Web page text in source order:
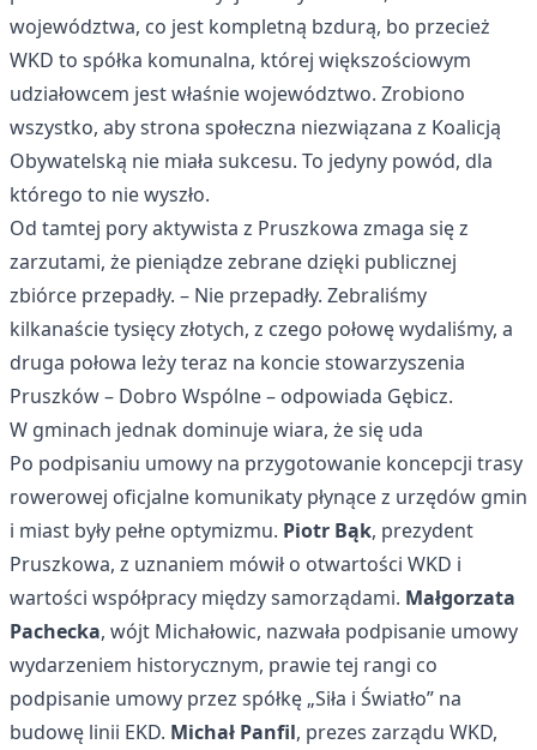
województwa, co jest kompletną bzdurą, bo przecież
WKD to spółka komunalna, której większościowym
udziałowcem jest właśnie województwo. Zrobiono
wszystko, aby strona społeczna niezwiązana z Koalicją
Obywatelską nie miała sukcesu. To jedyny powód, dla
którego to nie wyszło.
Od tamtej pory aktywista z Pruszkowa zmaga się z
zarzutami, że pieniądze zebrane dzięki publicznej
zbiórce przepadły. – Nie przepadły. Zebraliśmy
kilkanaście tysięcy złotych, z czego połowę wydaliśmy, a
druga połowa leży teraz na koncie stowarzyszenia
Pruszków – Dobro Wspólne – odpowiada Gębicz.
W gminach jednak dominuje wiara, że się uda
Po podpisaniu umowy na przygotowanie koncepcji trasy
rowerowej oficjalne komunikaty płynące z urzędów gmin
i miast były pełne optymizmu. Piotr Bąk, prezydent
Pruszkowa, z uznaniem mówił o otwartości WKD i
wartości współpracy między samorządami. Małgorzata
Pachecka, wójt Michałowic, nazwała podpisanie umowy
wydarzeniem historycznym, prawie tej rangi co
podpisanie umowy przez spółkę „Siła i Światło” na
budowę linii EKD. Michał Panfil, prezes zarządu WKD,